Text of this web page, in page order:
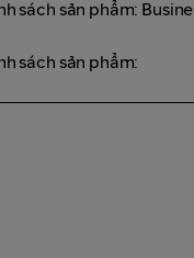
sách sản phẩm:
sách sản phẩm: